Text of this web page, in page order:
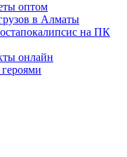
оптом
в Алматы
на ПК
онлайн